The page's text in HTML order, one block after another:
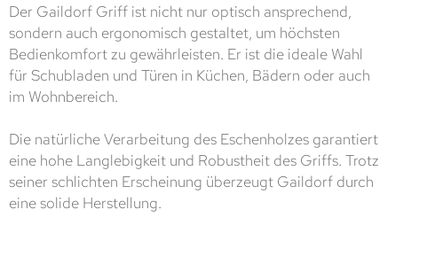
Der Gaildorf Griff ist nicht nur optisch ansprechend,
sondern auch ergonomisch gestaltet, um höchsten
Bedienkomfort zu gewährleisten. Er ist die ideale Wahl
für Schubladen und Türen in Küchen, Bädern oder auch
im Wohnbereich.
Die natürliche Verarbeitung des Eschenholzes garantiert
eine hohe Langlebigkeit und Robustheit des Griffs. Trotz
seiner schlichten Erscheinung überzeugt Gaildorf durch
eine solide Herstellung.